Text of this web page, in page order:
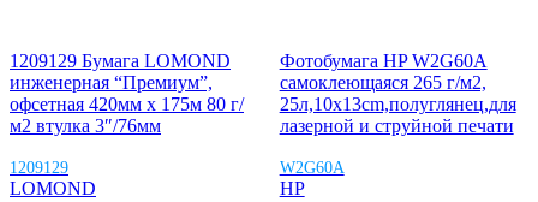
1209129 Бумага LOMOND
инженерная “Премиум”,
офсетная 420мм х 175м 80 г/
м2 втулка 3″/76мм
1209129
LOMOND
Фотобумага HP W2G60A
самоклеющаяся 265 г/м2,
25л,10x13cm,полуглянец,для
лазерной и струйной печати
W2G60A
HP